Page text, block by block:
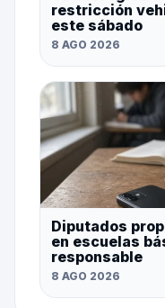
restricción
este sábado
8 AGO 2026
Diputados
en escuelas
responsable
8 AGO 2026